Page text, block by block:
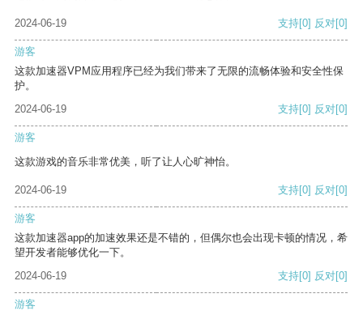
2024-06-19 支持[0] 反对[0]
游客
这款加速器VPM应用程序已经为我们带来了无限的流畅体验和安全性保
护。
2024-06-19
支持[0] 反对[0]
游客
这款游戏的音乐非常优美，听了让人心旷神怡。
2024-06-19 支持[0] 反对[0]
游客
这款加速器app的加速效果还是不错的，但偶尔也会出现卡顿的情况，希
望开发者能够优化一下。
2024-06-19
支持[0] 反对[0]
游客